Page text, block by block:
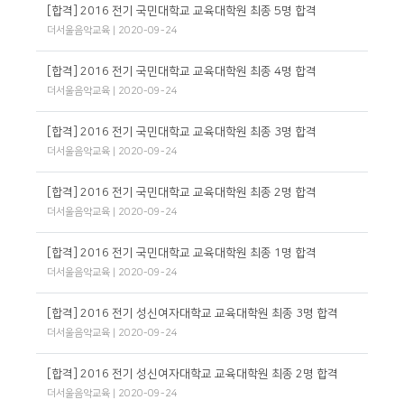
[합격] 2016 전기 국민대학교 교육대학원 최종 5명 합격
더서울음악교육 | 2020-09-24
[합격] 2016 전기 국민대학교 교육대학원 최종 4명 합격
더서울음악교육 | 2020-09-24
[합격] 2016 전기 국민대학교 교육대학원 최종 3명 합격
더서울음악교육 | 2020-09-24
[합격] 2016 전기 국민대학교 교육대학원 최종 2명 합격
더서울음악교육 | 2020-09-24
[합격] 2016 전기 국민대학교 교육대학원 최종 1명 합격
더서울음악교육 | 2020-09-24
[합격] 2016 전기 성신여자대학교 교육대학원 최종 3명 합격
더서울음악교육 | 2020-09-24
[합격] 2016 전기 성신여자대학교 교육대학원 최종 2명 합격
더서울음악교육 | 2020-09-24